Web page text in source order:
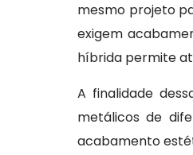
mesmo projeto
exigem
híbrida permite
A finalidade
metálicos de
acabamento